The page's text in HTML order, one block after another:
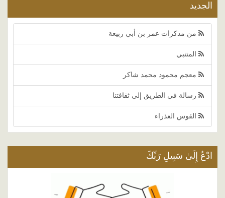
الجديد
من مذكرات عمر بن أبي ربيعة
المتنبي
معجم محمود محمد شاكر
رسالة في الطريق إلى ثقافتنا
القوس العذراء
ادْعُ إِلَىٰ سَبِيلِ رَبِّكَ